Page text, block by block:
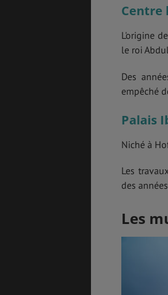
Centre
L'origine
le roi
Des
empêché
Palais
Niché à
Les
des
Les